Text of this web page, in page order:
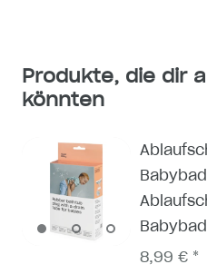
Produkte, die dir
könnten
8,99 € *